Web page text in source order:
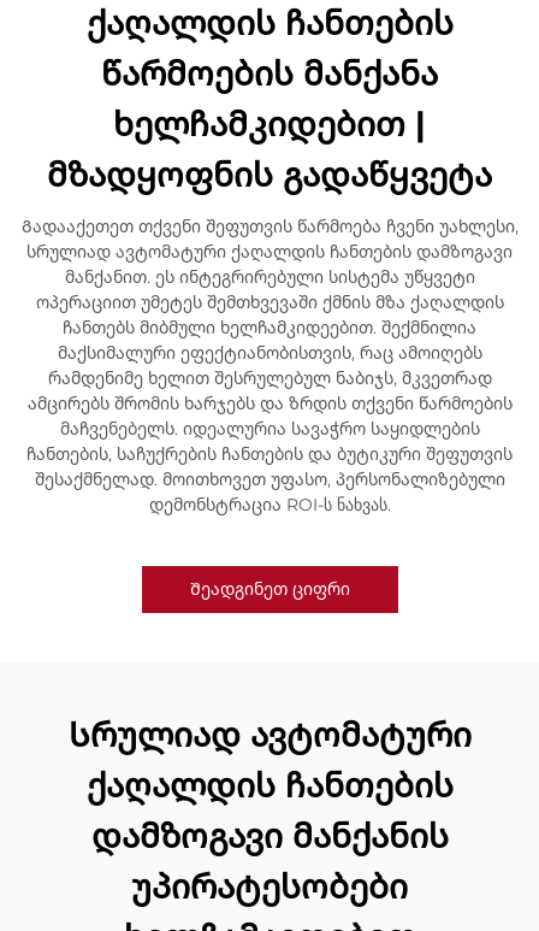
ქაღალდის ჩანთების
წარმოების მანქანა
ხელჩამკიდებით |
მზადყოფნის გადაწყვეტა
Გადააქეთეთ თქვენი შეფუთვის წარმოება ჩვენი უახლესი,
სრულიად ავტომატური ქაღალდის ჩანთების დამზოგავი
მანქანით. ეს ინტეგრირებული სისტემა უწყვეტი
ოპერაციით უმეტეს შემთხვევაში ქმნის მზა ქაღალდის
ჩანთებს მიბმული ხელჩამკიდეებით. შექმნილია
მაქსიმალური ეფექტიანობისთვის, რაც ამოიღებს
რამდენიმე ხელით შესრულებულ ნაბიჯს, მკვეთრად
ამცირებს შრომის ხარჯებს და ზრდის თქვენი წარმოების
მაჩვენებელს. იდეალურია სავაჭრო საყიდლების
ჩანთების, საჩუქრების ჩანთების და ბუტიკური შეფუთვის
შესაქმნელად. მოითხოვეთ უფასო, პერსონალიზებული
დემონსტრაცია ROI-ს ნახვას.
Შეადგინეთ ციფრი
Სრულიად ავტომატური
ქაღალდის ჩანთების
დამზოგავი მანქანის
უპირატესობები